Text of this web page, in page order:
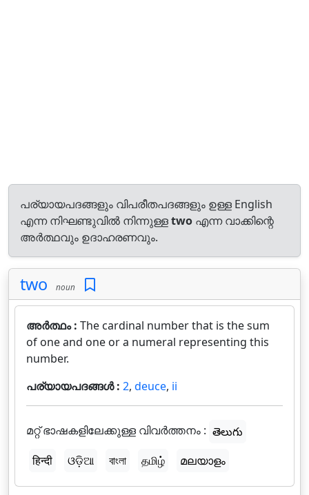
പര്യായപദങ്ങളും വിപരീതപദങ്ങളും ഉള്ള English
എന്ന നിഘണ്ടുവിൽ നിന്നുള്ളtwo എന്ന വാക്കിന്റെ
അർത്ഥവും ഉദാഹരണവും.
two noun
അർത്ഥം : The cardinal number that is the sum
of one and one or a numeral representing this
number.
പര്യായപദങ്ങൾ : 2, deuce, ii
മറ്റ് ഭാഷകളിലേക്കുള്ള വിവർത്തനം : తెలుగు
हिन्दी
ଓଡ଼ିଆ বাংলা தமிழ் മലയാളം